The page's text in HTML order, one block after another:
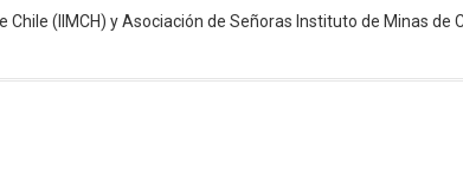
Chile (IIMCH) y Asociación de Señoras Instituto de Minas